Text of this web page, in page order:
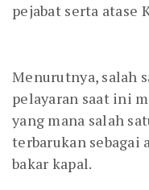
pejabat serta atase
Menurutnya, salah
pelayaran saat ini
yang mana salah
terbarukan sebagai
bakar kapal.